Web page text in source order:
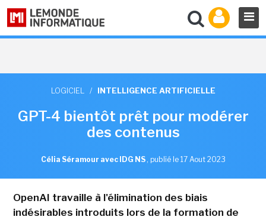
LOGICIEL / INTELLIGENCE ARTIFICIELLE
GPT-4 bientôt prêt pour modérer
des contenus
Célia Séramour avec IDG NS , publié le 17 Aout 2023
OpenAI travaille à l'élimination des biais
indésirables introduits lors de la formation de